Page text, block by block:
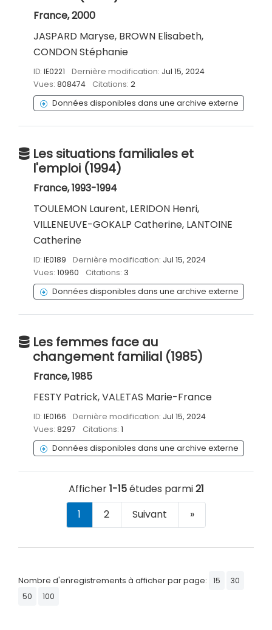
France, 2000
JASPARD Maryse, BROWN Elisabeth,
CONDON Stéphanie
ID: IE0221 Dernière modification: Jul 15, 2024
Vues: 808474 Citations: 2
Données disponibles dans une archive externe
Les situations familiales et
l'emploi (1994)
France, 1993-1994
TOULEMON Laurent, LERIDON Henri,
VILLENEUVE-GOKALP Catherine, LANTOINE
Catherine
ID: IE0189 Dernière modification: Jul 15, 2024
Vues: 10960 Citations: 3
Données disponibles dans une archive externe
Les femmes face au
changement familial (1985)
France, 1985
FESTY Patrick, VALETAS Marie-France
ID: IE0166 Dernière modification: Jul 15, 2024
Vues: 8297 Citations: 1
Données disponibles dans une archive externe
Afficher1-15études parmi21
1
2 Suivant »
Nombre d'enregistrements à afficher par page: 15
30
50
100